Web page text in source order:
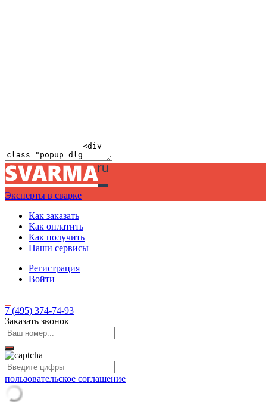
Эксперты в сварке
Как заказать
Как оплатить
Как получить
Наши сервисы
Регистрация
Войти
7 (495) 374-74-93
Заказать звонок
пользовательское соглашение